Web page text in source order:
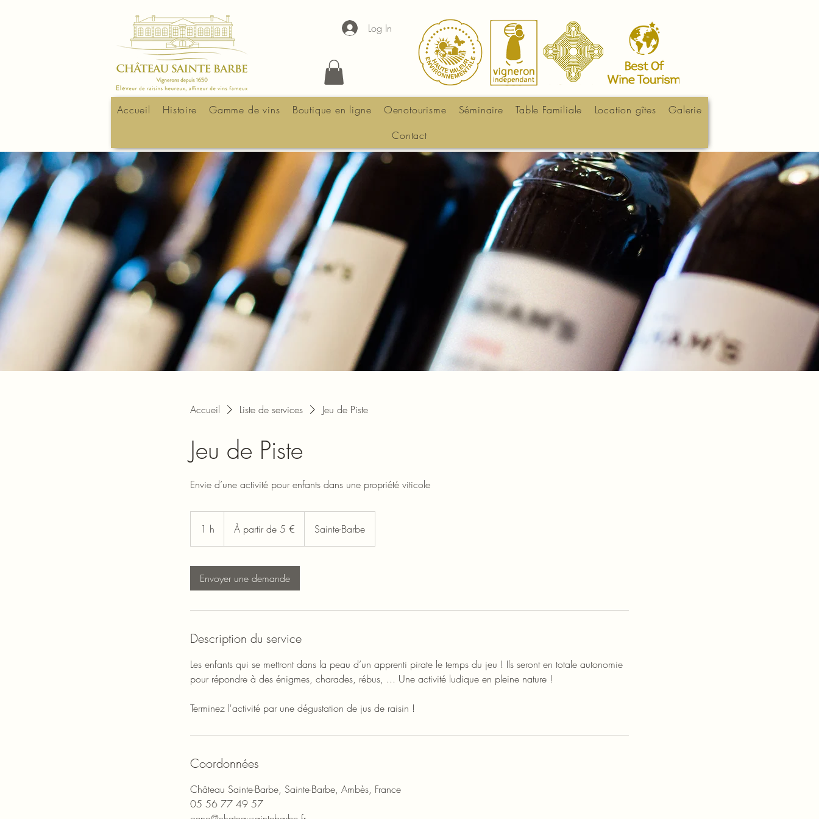
Log In
Accueil Histoire Gamme de vins Boutique en ligne Oenotourisme Séminaire Table Familiale Location gîtes
Galerie
Contact
Accueil Liste de services Jeu de Piste
Jeu de Piste
Envie d’une activité pour enfants dans une propriété viticole
1 h
partir
À partir de 5 € Sainte-Barbe
Envoyer une demande
Description du service
Les enfants qui se mettront dans la peau d’un apprenti pirate le temps du jeu ! Ils seront en totale autonomie
pour répondre à des énigmes, charades, rébus, ... Une activité ludique en pleine nature !
Terminez l'activité par une dégustation de jus de raisin !
Coordonnées
Château Sainte-Barbe, Sainte-Barbe, Ambès, France
05 56 77 49 57